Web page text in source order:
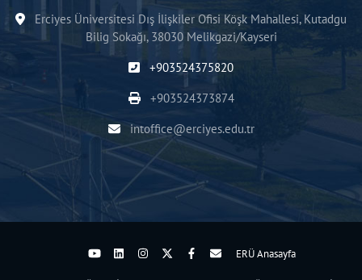
Erciyes Üniversitesi Dış İlişkiler Ofisi Köşk Mahallesi, Kutadgu
Bilig Sokağı, 38030 Melikgazi/Kayseri
+903524375820
+903524373874
intoffice@erciyes.edu.tr
ERÜ Anasayfa